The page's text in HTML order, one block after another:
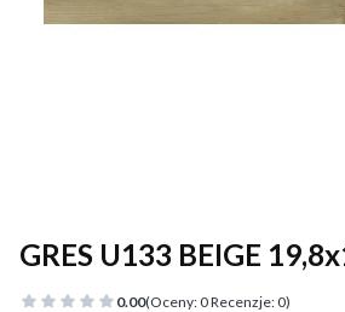
GRES U133 BEIGE
0.00(Oceny: 0 Recenzje: 0)